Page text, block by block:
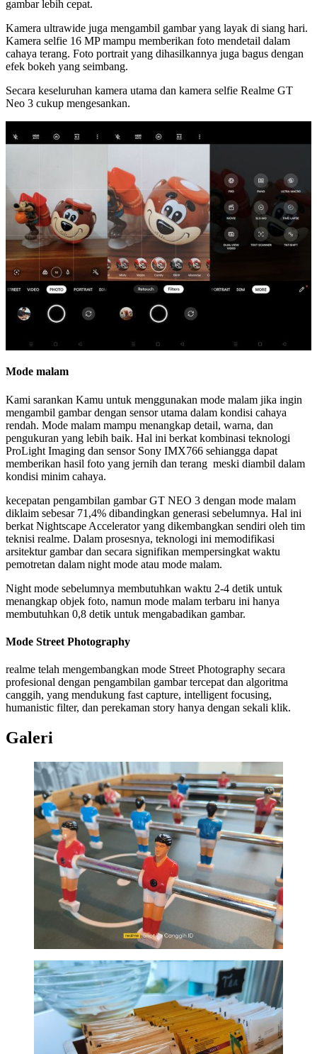
gambar lebih cepat.
Kamera ultrawide juga mengambil gambar yang layak di siang hari.
Kamera selfie 16 MP mampu memberikan foto mendetail dalam
cahaya terang. Foto portrait yang dihasilkannya juga bagus dengan
efek bokeh yang seimbang.
Secara keseluruhan kamera utama dan kamera selfie Realme GT
Neo 3 cukup mengesankan.
Mode malam
Kami sarankan Kamu untuk menggunakan mode malam jika ingin
mengambil gambar dengan sensor utama dalam kondisi cahaya
rendah. Mode malam mampu menangkap detail, warna, dan
pengukuran yang lebih baik. Hal ini berkat kombinasi teknologi
ProLight Imaging dan sensor Sony IMX766 sehiangga dapat
memberikan hasil foto yang jernih dan terang meski diambil dalam
kondisi minim cahaya.
kecepatan pengambilan gambar GT NEO 3 dengan mode malam
diklaim sebesar 71,4% dibandingkan generasi sebelumnya. Hal ini
berkat Nightscape Accelerator yang dikembangkan sendiri oleh tim
teknisi realme. Dalam prosesnya, teknologi ini memodifikasi
arsitektur gambar dan secara signifikan mempersingkat waktu
pemotretan dalam night mode atau mode malam.
Night mode sebelumnya membutuhkan waktu 2-4 detik untuk
menangkap objek foto, namun mode malam terbaru ini hanya
membutuhkan 0,8 detik untuk mengabadikan gambar.
Mode Street Photography
realme telah mengembangkan mode Street Photography secara
profesional dengan pengambilan gambar tercepat dan algoritma
canggih, yang mendukung fast capture, intelligent focusing,
humanistic filter, dan perekaman story hanya dengan sekali klik.
Galeri